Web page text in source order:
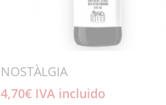
NOSTÀLGIA
4,70€ IVA incluido